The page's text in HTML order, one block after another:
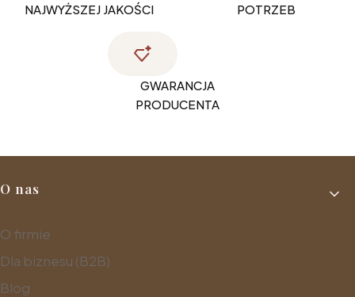
NAJWYŻSZEJ JAKOŚCI
POTRZEB
GWARANCJA
PRODUCENTA
Linki w stopce
O nas
O firmie
Dla biznesu (B2B)
Blog